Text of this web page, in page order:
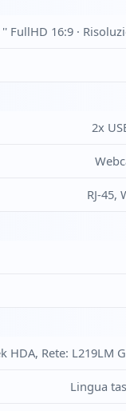
FullHD 16:9 ·
2x
RJ-45,
HDA, Rete: L219LM
Lingua